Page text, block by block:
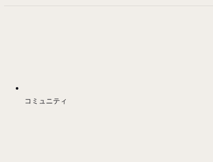
コミュニティ